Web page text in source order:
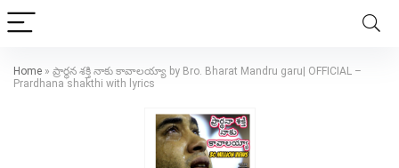
Home » ప్రార్థన శక్తి నాకు కావాలయ్యా by Bro. Bharat Mandru garu| OFFICIAL –
Prardhana shakthi with lyrics